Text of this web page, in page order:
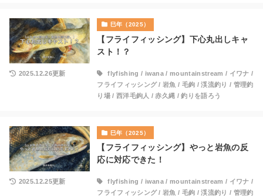
巳年（2025）
【フライフィッシング】下心丸出しキャ
スト！？
2025.12.26更新 flyfishing / iwana /mountainstream / イワナ /
フライフィッシング/岩魚 / 毛鉤 /渓流釣り / 管理釣
り場/ 西洋毛鉤人 /赤久縄 /釣りを語ろう
巳年（2025）
【フライフィッシング】やっと岩魚の反
応に対応できた！
2025.12.25更新 flyfishing / iwana /mountainstream / イワナ /
フライフィッシング/岩魚 / 毛鉤 /渓流釣り / 管理釣